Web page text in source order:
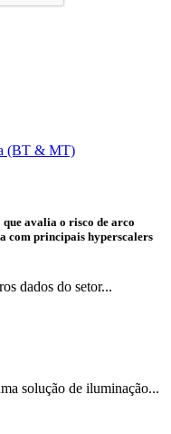
(BT & MT)
avalia o risco de arco
com principais hyperscalers
dados do setor...
solução de iluminação...